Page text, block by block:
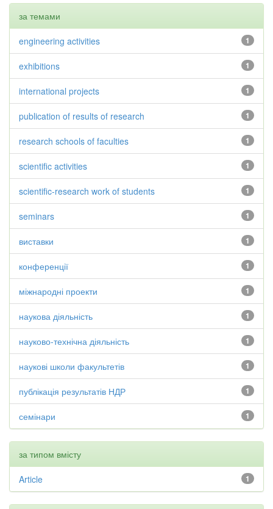
за темами
1
engineering activities
1
exhibitions
1
international projects
1
publication of results of research
1
research schools of faculties
1
scientific activities
1
scientific-research work of students
1
seminars
1
виставки
1
конференції
1
міжнародні проекти
1
наукова діяльність
1
науково-технічна діяльність
1
наукові школи факультетів
1
публікація результатів НДР
1
семінари
за типом вмісту
1
Article